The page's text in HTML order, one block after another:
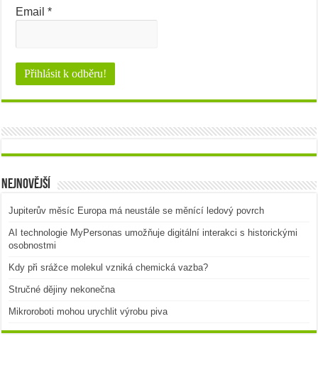
Email*
Nejnovější
Jupiterův měsíc Europa má neustále se měnící ledový povrch
AI technologie MyPersonas umožňuje digitální interakci s historickými
osobnostmi
Kdy při srážce molekul vzniká chemická vazba?
Stručné dějiny nekonečna
Mikroroboti mohou urychlit výrobu piva